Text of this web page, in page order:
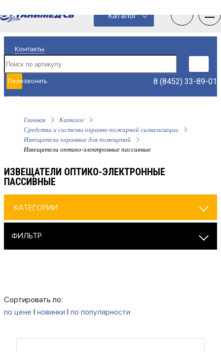
Контакты
Перезвонить
мне
8 (8452) 33-89-01
Каталог
Главная
Каталог
Средства и системы охранно-пожарной сигнализации
Извещатели охранные для помещений
Извещатели оптико-электронные пассивные
ИЗВЕЩАТЕЛИ ОПТИКО-ЭЛЕКТРОННЫЕ
ПАССИВНЫЕ
КАТЕГОРИИ
ФИЛЬТР
Сортировать по:
по цене | новинки | по популярности